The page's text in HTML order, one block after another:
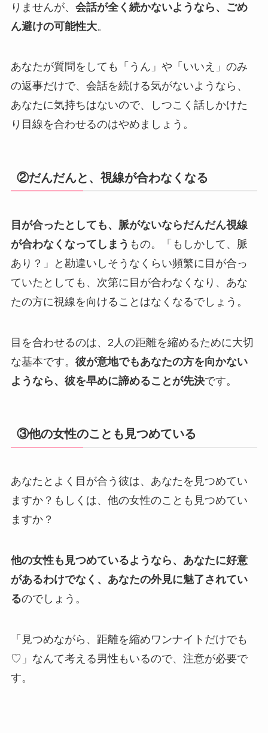
りませんが、 会話が全く続かないようなら、ごめ
ん避けの可能性大。
あなたが質問をしても「うん」や「いいえ」のみ
の返事だけで、会話を続ける気がないようなら、
あなたに気持ちはないので、しつこく話しかけた
り目線を合わせるのはやめましょう。
②だんだんと、視線が合わなくなる
目が合ったとしても、脈がないならだんだん視線
が合わなくなってしまう もの。「もしかして、脈
あり？」と勘違いしそうなくらい頻繁に目が合っ
ていたとしても、次第に目が合わなくなり、あな
たの方に視線を向けることはなくなるでしょう。
目を合わせるのは、2人の距離を縮めるために大切
な基本です。 彼が意地でもあなたの方を向かない
ようなら、彼を早めに諦めることが先決です。
③他の女性のことも見つめている
あなたとよく目が合う彼は、あなたを見つめてい
ますか？もしくは、他の女性のことも見つめてい
ますか？
他の女性も見つめているようなら、あなたに好意
があるわけでなく、あなたの外見に魅了されてい
るのでしょう。
「見つめながら、距離を縮めワンナイトだけでも
♡」なんて考える男性もいるので、注意が必要で
す。